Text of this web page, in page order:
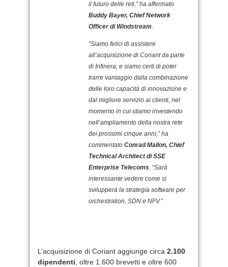
il futuro delle reti,” ha affermato
Buddy Bayer, Chief Network
Officer di Windstream.
“Siamo felici di assistere
all’acquisizione di Coriant da parte
di Infinera, e siamo certi di poter
trarre vantaggio dalla combinazione
delle loro capacità di innovazione e
dal migliore servizio ai clienti, nel
momento in cui stiamo investendo
nell’ampliamento della nostra rete
dei prossimi cinque anni,” ha
commentato Conrad Mallon, Chief
Technical Architect di SSE
Enterprise Telecoms. “Sarà
interessante vedere come si
svilupperà la strategia software per
orchestration, SDN e NFV.”
L’acquisizione di Coriant aggiunge circa 2.100
dipendenti , oltre 1.600 brevetti e oltre 600